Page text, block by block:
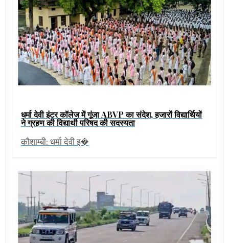
धर्मा देवी इंटर कॉलेज में गूंजा ABVP का संदेश, हजारों विद्यार्थियों
ने ग्रहण की विद्यार्थी परिषद की सदस्यता
कौशाम्बी: धर्मा देवी इ�